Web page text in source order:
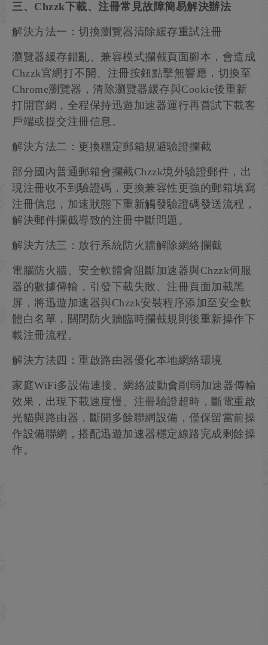
三、Chzzk下載、注冊常見故障簡易解決辦法
解決方法一：切換瀏覽器清除緩存重試注冊
瀏覽器緩存錯亂、兼容模式攔截頁面腳本，會造成
Chzzk官網打不開、注冊按鈕點擊無響應，切換至
Chrome瀏覽器，清除瀏覽器緩存與Cookie後重新
打開官網，全程保持迅遊加速器運行再嘗試下載客
戶端或提交注冊信息。
解決方法二：更換穩定郵箱規避驗證攔截
部分國內普通郵箱會攔截Chzzk境外驗證郵件，出
現注冊收不到驗證碼，更換兼容性更強的郵箱填寫
注冊信息，加速狀態下重新觸發驗證碼發送流程，
解決郵件攔截導致的注冊中斷問題。
解決方法三：放行系統防火牆解除網絡攔截
電腦防火牆、安全軟體會阻斷加速器與Chzzk伺服
器的數據傳輸，引發下載失敗、注冊頁面加載黑
屏，將迅遊加速器與Chzzk安裝程序添加至安全軟
體白名單，關閉防火牆臨時攔截規則後重新操作下
載注冊流程。
解決方法四：重啟路由器優化本地網絡環境
家庭WiFi多設備連接、網絡波動會削弱加速器傳輸
效果，出現下載速度慢、注冊驗證超時，斷電重啟
光貓與路由器，斷開多餘聯網設備，僅保留當前操
作設備聯網，搭配迅遊加速器穩定線路完成剩餘操
作。